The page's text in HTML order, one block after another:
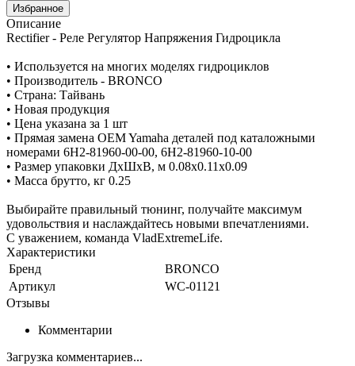
Избранное
Описание
Rectifier - Реле Регулятор Напряжения Гидроцикла
• Используется на многих моделях гидроциклов
• Производитель - BRONCO
• Страна: Тайвань
• Новая продукция
• Цена указана за 1 шт
• Прямая замена OEM Yamaha деталей под каталожными
номерами 6H2-81960-00-00, 6H2-81960-10-00
• Размер упаковки ДхШхВ, м 0.08x0.11x0.09
• Масса брутто, кг 0.25
Выбирайте правильный тюнинг, получайте максимум
удовольствия и наслаждайтесь новыми впечатлениями.
С уважением, команда VladExtremeLife.
Характеристики
Бренд
BRONCO
Артикул
WC-01121
Отзывы
Комментарии
Загрузка комментариев...